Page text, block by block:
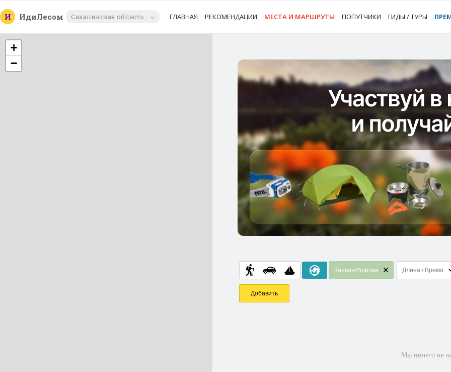
И ИдиЛесом Сахалинская область ГЛАВНАЯ РЕКОМЕНДАЦИИ МЕСТА И МАРШРУТЫ ПОПУТЧИКИ ГИДЫ / ТУРЫ
+
−
Каньон/Ущелье Длина / Время
Добавить
Мы ничего не